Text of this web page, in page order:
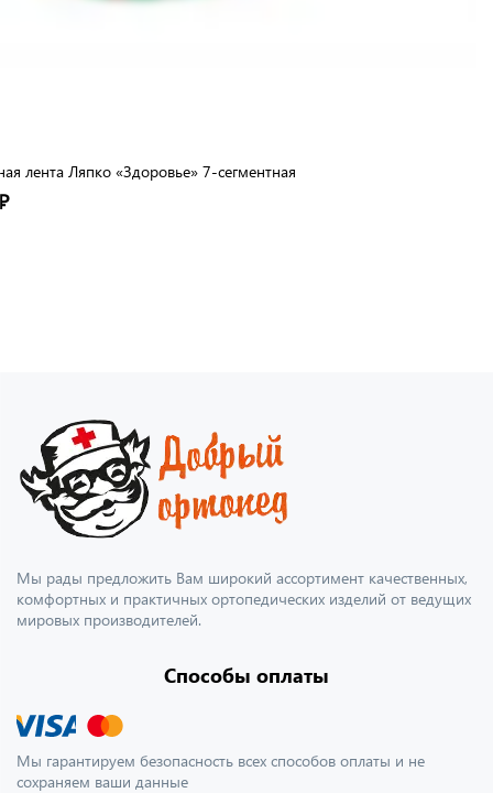
лента Ляпко «Здоровье» 7-сегментная
Мы рады предложить Вам широкий ассортимент качественных,
комфортных и практичных ортопедических изделий от ведущих
мировых производителей.
Способы оплаты
Мы гарантируем безопасность всех способов оплаты и не
сохраняем ваши данные